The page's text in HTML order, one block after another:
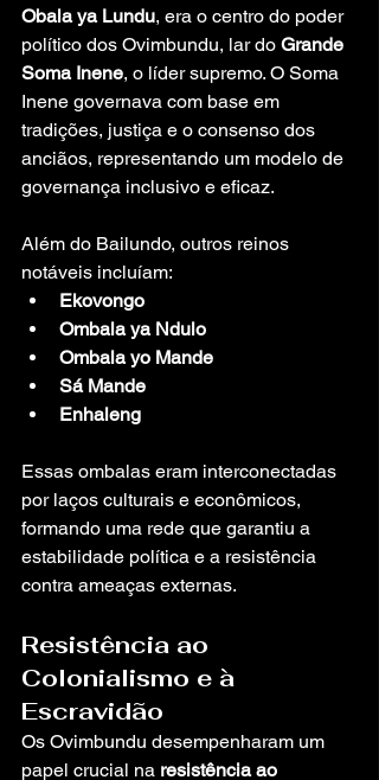
Obala ya Lundu, era o centro do poder
político dos Ovimbundu, lar do Grande
Soma Inene, o líder supremo. O Soma
Inene governava com base em
tradições, justiça e o consenso dos
anciãos, representando um modelo de
governança inclusivo e eficaz.
Além do Bailundo, outros reinos
notáveis incluíam:
Ekovongo
Ombala ya Ndulo
Ombala yo Mande
Sá Mande
Enhaleng
Essas ombalas eram interconectadas
por laços culturais e econômicos,
formando uma rede que garantiu a
estabilidade política e a resistência
contra ameaças externas.
Resistência ao
Colonialismo e à
Escravidão
Os Ovimbundu desempenharam um
papel crucial na resistência ao